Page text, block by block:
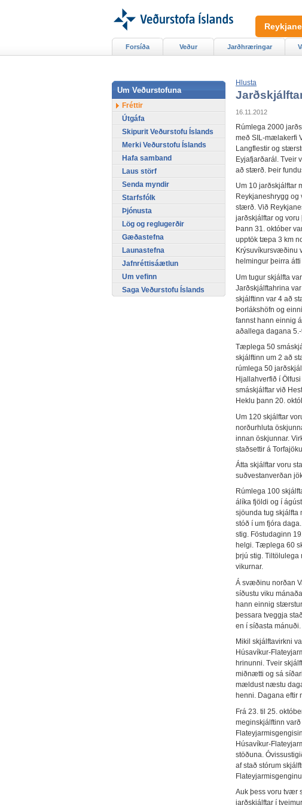
Hlusta
16.11.2012
Rúmlega 2000
með SIL-mælakerfi
Langflestir og
Eyjafjarðarál. Tveir
að stærð. Þeir
Um 10 jarðskjálftar
Reykjaneshrygg
stærð. Við
jarðskjálftar og
Þann 31. október
upptök tæpa 3 km
Krýsuvíkursvæðinu
helmingur þeirra
Um tugur skjálfta
Jarðskjálftahrina
skjálftinn var 4 að
Þorlákshöfn og
fannst hann einnig
aðallega dagana
Tæplega 50
skjálftinn um 2 að
rúmlega 50
Hjallahverfið í
smáskjálftar við
Heklu þann 20.
Um 120 skjálftar
norðurhluta
innan öskjunnar.
staðsettir á
Átta skjálftar voru
suðvestanverðan
Rúmlega 100
álíka fjöldi og í
sjöunda tug skjálfta
stóð í um fjóra
stig. Föstudaginn
helgi. Tæplega 60
þrjú stig. Tiltölulega
vikurnar.
Á svæðinu norðan
síðustu viku
hann einnig
þessara tveggja
en í síðasta mánuði.
Mikil skjálftavirkni
Húsavíkur-
hrinunni. Tveir
miðnætti og sá
mældust næstu
henni. Dagana
Frá 23. til 25.
meginskjálftinn
Húsavíkur-
stöðuna.
af stað stórum
Flateyjarmisgenginu.
Auk þess voru tvær
jarðskjálftar í
Forsíða Veður Jarðhræringar
Um Veðurstofuna
Fréttir
Útgáfa
Skipurit Veðurstofu Íslands
Merki Veðurstofu Íslands
Hafa samband
Laus störf
Senda myndir
Starfsfólk
Þjónusta
Lög og reglugerðir
Gæðastefna
Launastefna
Jafnréttisáætlun
Um vefinn
Saga Veðurstofu Íslands